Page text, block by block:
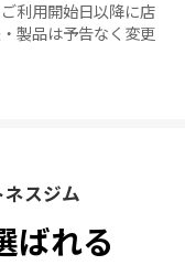
利用開始日以降に店
製品は予告なく変更
スジム
ばれる